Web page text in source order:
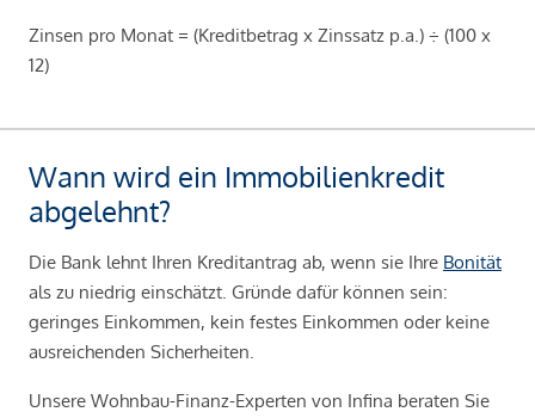
Zinsen pro Monat = (Kreditbetrag x Zinssatz p.a.) ÷ (100 x
12)
Wann wird ein Immobilienkredit
abgelehnt?
Die Bank lehnt Ihren Kreditantrag ab, wenn sie Ihre Bonität
als zu niedrig einschätzt. Gründe dafür können sein:
geringes Einkommen, kein festes Einkommen oder keine
ausreichenden Sicherheiten.
Unsere Wohnbau-Finanz-Experten von Infina beraten Sie